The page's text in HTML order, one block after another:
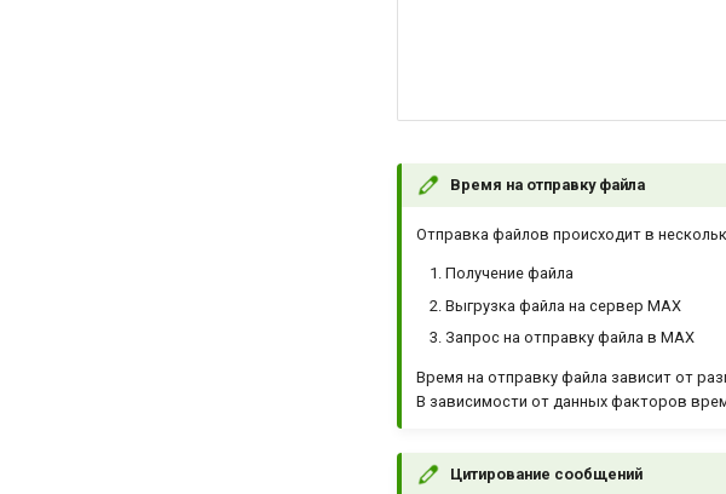
Время на отправку файла
Отправка файлов происходит в
Получение файла
Выгрузка файла на сервер MAX
Запрос на отправку файла в MAX
Время на отправку файла зависит от
В зависимости от данных факторов
Цитирование сообщений